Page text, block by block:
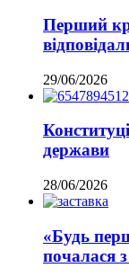
Перший
29/06/2026
держави
28/06/2026
«Будь
почалася з